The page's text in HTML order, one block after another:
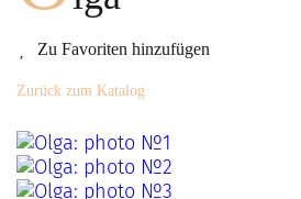
Zu Favoriten hinzufügen
Zurück zum Katalog